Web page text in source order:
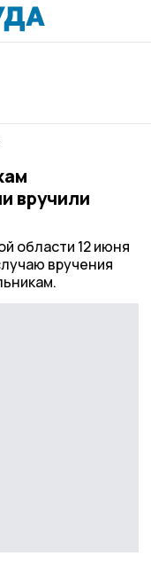
вручили
области 12 июня
вручения